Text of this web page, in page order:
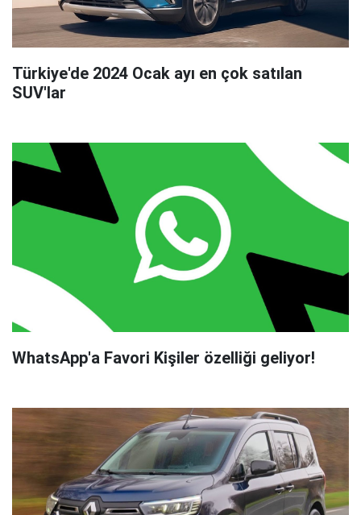
Türkiye'de 2024 Ocak ayı en çok satılan
SUV'lar
WhatsApp'a Favori Kişiler özelliği geliyor!